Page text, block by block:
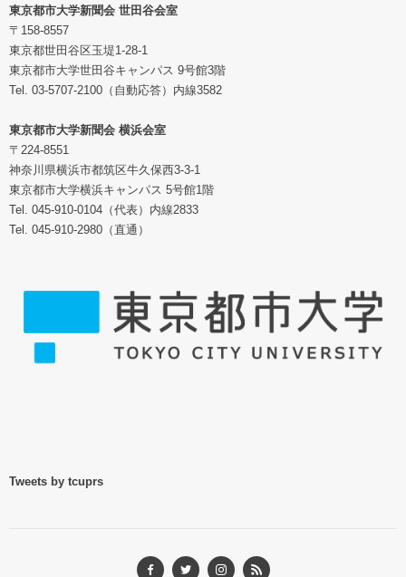
東京都市大学新聞会 世田谷会室
〒158-8557
東京都世田谷区玉堤1-28-1
東京都市大学世田谷キャンパス 9号館3階
Tel. 03-5707-2100（自動応答）内線3582
東京都市大学新聞会 横浜会室
〒224-8551
神奈川県横浜市都筑区牛久保西3-3-1
東京都市大学横浜キャンパス 5号館1階
Tel. 045-910-0104（代表）内線2833
Tel. 045-910-2980（直通）
Tweets by tcuprs